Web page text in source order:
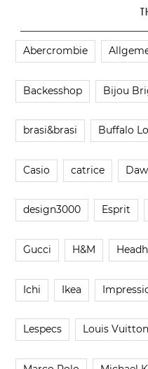
Abercrombie
Backesshop Bijou
brasi&brasi Buffalo
Casio catrice
design3000 Esprit
Gucci H&M
Ichi Ikea
Lespecs Louis Vuitton